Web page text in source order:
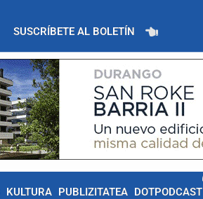
SUSCRÍBETE AL BOLETÍN
KULTURA PUBLIZITATEA DOTPODCAST